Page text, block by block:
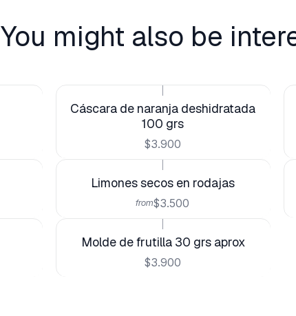
You might also be
Cáscara de naranja deshidratada
100 grs
$3.900
Limones secos en rodajas
from$3.500
Molde de frutilla 30 grs aprox
$3.900